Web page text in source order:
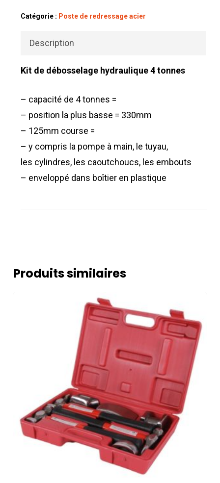
Catégorie : Poste de redressage acier
Description
Kit de débosselage hydraulique 4 tonnes
– capacité de 4 tonnes =
– position la plus basse = 330mm
– 125mm course =
– y compris la pompe à main, le tuyau,
les cylindres, les caoutchoucs, les embouts
– enveloppé dans boîtier en plastique
Produits similaires